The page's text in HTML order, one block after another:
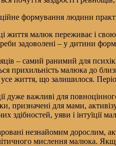
формування людини
життя малюк переживає і
задоволені – у дитини
– самий ранимий для
прихильність малюка до
життя, що залишилося.
дуже важливі для
призначені для мами,
здібностей, уяви і інтуїції
незнайомим дорослим,
мислення малюка.